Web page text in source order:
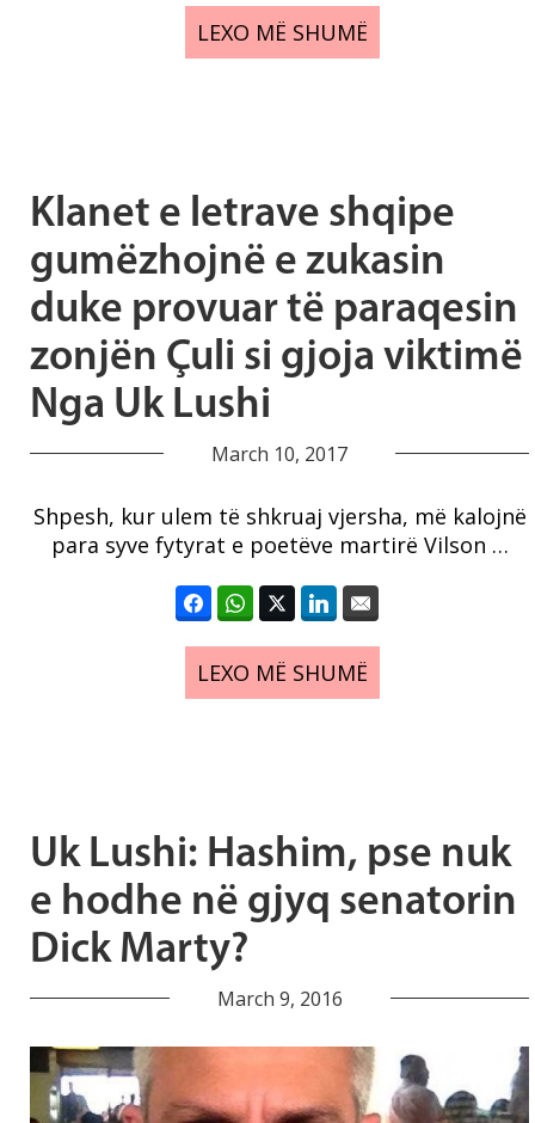
LEXO MË SHUMË
Klanet e letrave shqipe
gumëzhojnë e zukasin
duke provuar të paraqesin
zonjën Çuli si gjoja viktimë
Nga Uk Lushi
March 10, 2017
Shpesh, kur ulem të shkruaj vjersha, më kalojnë
para syve fytyrat e poetëve martirë Vilson …
LEXO MË SHUMË
Uk Lushi: Hashim, pse nuk
e hodhe në gjyq senatorin
Dick Marty?
March 9, 2016